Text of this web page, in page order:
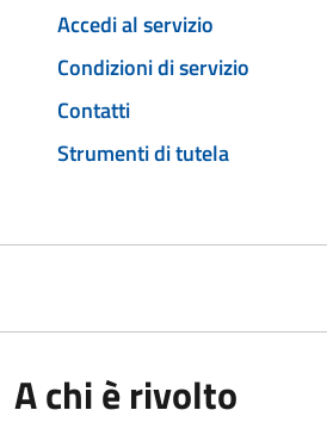
Accedi al servizio
Condizioni di servizio
Contatti
Strumenti di tutela
A chi è rivolto